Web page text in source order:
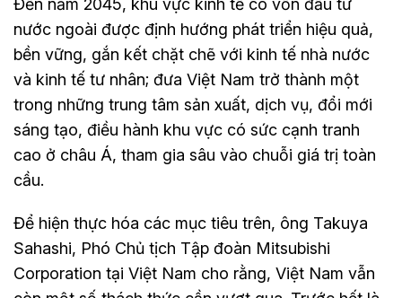
Đến năm 2045, khu vực kinh tế có vốn đầu tư
nước ngoài được định hướng phát triển hiệu quả,
bền vững, gắn kết chặt chẽ với kinh tế nhà nước
và kinh tế tư nhân; đưa Việt Nam trở thành một
trong những trung tâm sản xuất, dịch vụ, đổi mới
sáng tạo, điều hành khu vực có sức cạnh tranh
cao ở châu Á, tham gia sâu vào chuỗi giá trị toàn
cầu.
Để hiện thực hóa các mục tiêu trên, ông Takuya
Sahashi, Phó Chủ tịch Tập đoàn Mitsubishi
Corporation tại Việt Nam cho rằng, Việt Nam vẫn